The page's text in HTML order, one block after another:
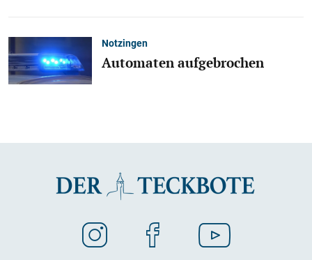
Notzingen
Automaten aufgebrochen